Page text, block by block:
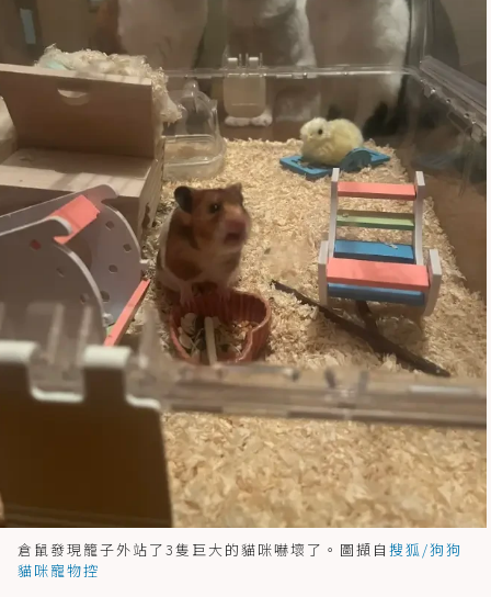
倉鼠發現籠子外站了3隻巨大的貓咪嚇壞了。圖擷自 搜狐/狗狗
貓咪寵物控